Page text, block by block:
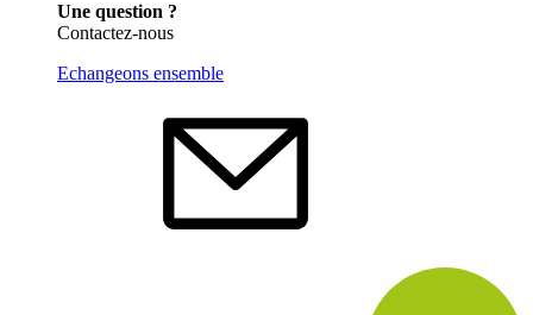
Une question ?
Contactez-nous
Echangeons ensemble